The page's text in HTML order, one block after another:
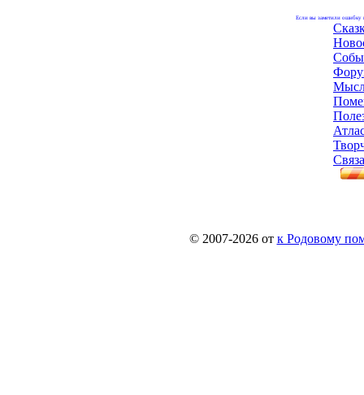
Если вы заметили ошибку
© 2007-2026 от к Родовому